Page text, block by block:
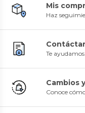
Mis
Haz
Te
Cambios
Conoce